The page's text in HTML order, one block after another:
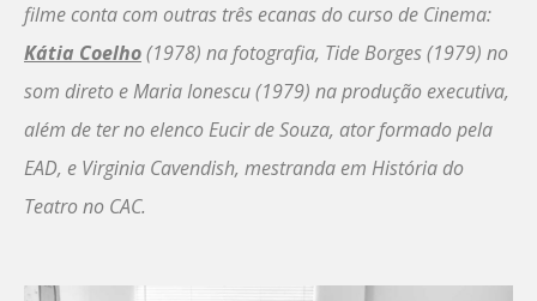
filme conta com outras três ecanas do curso de Cinema:
Kátia Coelho(1978) na fotografia, Tide Borges (1979) no
som direto e Maria Ionescu (1979) na produção executiva,
além de ter no elenco Eucir de Souza, ator formado pela
EAD, e Virginia Cavendish, mestranda em História do
Teatro no CAC.